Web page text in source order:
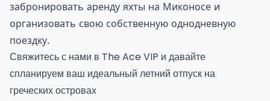
забронировать аренду яхты на Миконосе и
организовать свою собственную однодневную
поездку.
Свяжитесь с нами в The Ace VIP и давайте
спланируем ваш идеальный летний отпуск на
греческих островах